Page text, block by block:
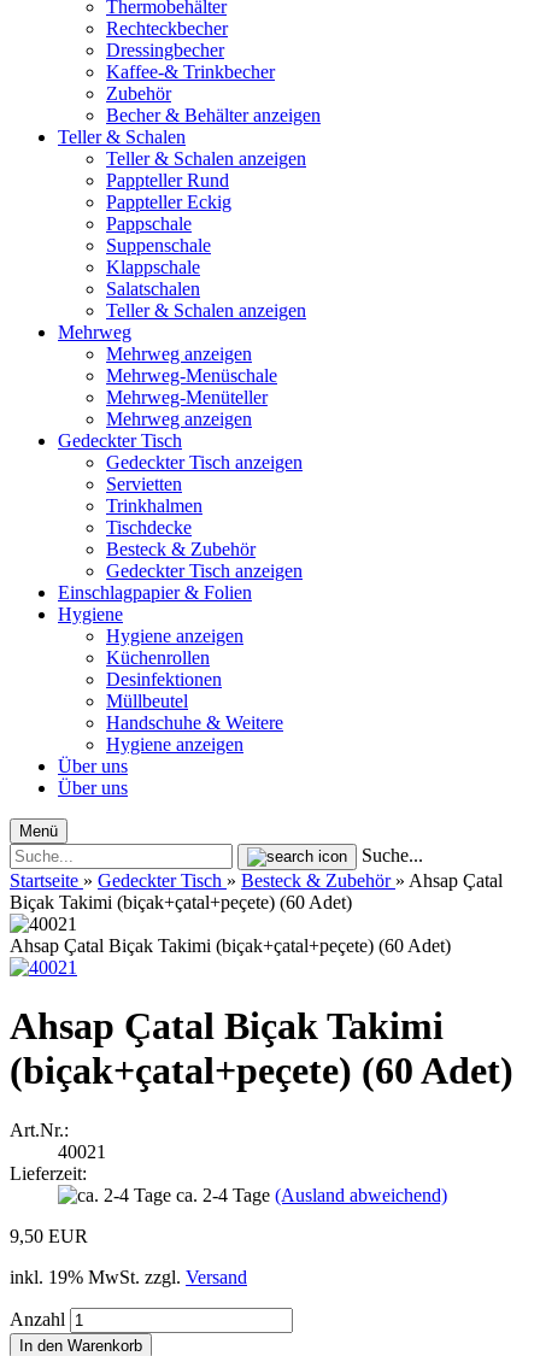
Thermobehälter
Rechteckbecher
Dressingbecher
Kaffee-& Trinkbecher
Zubehör
Becher & Behälter anzeigen
Teller & Schalen
Teller & Schalen anzeigen
Pappteller Rund
Pappteller Eckig
Pappschale
Suppenschale
Klappschale
Salatschalen
Teller & Schalen anzeigen
Mehrweg
Mehrweg anzeigen
Mehrweg-Menüschale
Mehrweg-Menüteller
Mehrweg anzeigen
Gedeckter Tisch
Gedeckter Tisch anzeigen
Servietten
Trinkhalmen
Tischdecke
Besteck & Zubehör
Gedeckter Tisch anzeigen
Einschlagpapier & Folien
Hygiene
Hygiene anzeigen
Küchenrollen
Desinfektionen
Müllbeutel
Handschuhe & Weitere
Hygiene anzeigen
Über uns
Über uns
Menü
Suche...
Startseite » Gedeckter Tisch » Besteck & Zubehör » Ahsap Çatal
Biçak Takimi (biçak+çatal+peçete) (60 Adet)
Ahsap Çatal Biçak Takimi (biçak+çatal+peçete) (60 Adet)
Ahsap Çatal Biçak Takimi
(biçak+çatal+peçete) (60 Adet)
Art.Nr.:
40021
Lieferzeit:
ca. 2-4 Tage (Ausland abweichend)
9,50 EUR
inkl. 19% MwSt. zzgl. Versand
Anzahl